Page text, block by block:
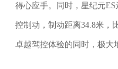
得心应手。同时，星纪元
控制动，制动距离34.8米，
卓越驾控体验的同时，极大